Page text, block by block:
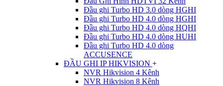
Đầu ghi Turbo HD 3.0 dòng HGHI
Đầu ghi Turbo HD 4.0 dòng HGHI
Đầu ghi Turbo HD 4.0 dòng HQHI
Đầu ghi Turbo HD 4.0 dòng HUHI
Đầu ghi Turbo HD 4.0 dòng
ACCUSENCE
ĐẦU GHI IP HIKVISION +
NVR Hikvision 4 Kênh
NVR Hikvision 8 Kênh